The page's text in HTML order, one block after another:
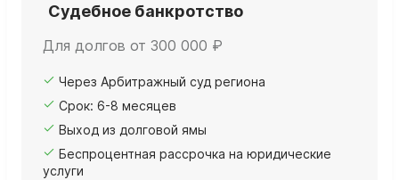
Судебное банкротство
Для долгов от 300 000 ₽
Через Арбитражный суд региона
Срок: 6-8 месяцев
Выход из долговой ямы
Беспроцентная рассрочка на юридические
услуги